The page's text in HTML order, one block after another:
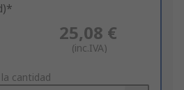
25,08 €
(inc.IVA)
cantidad